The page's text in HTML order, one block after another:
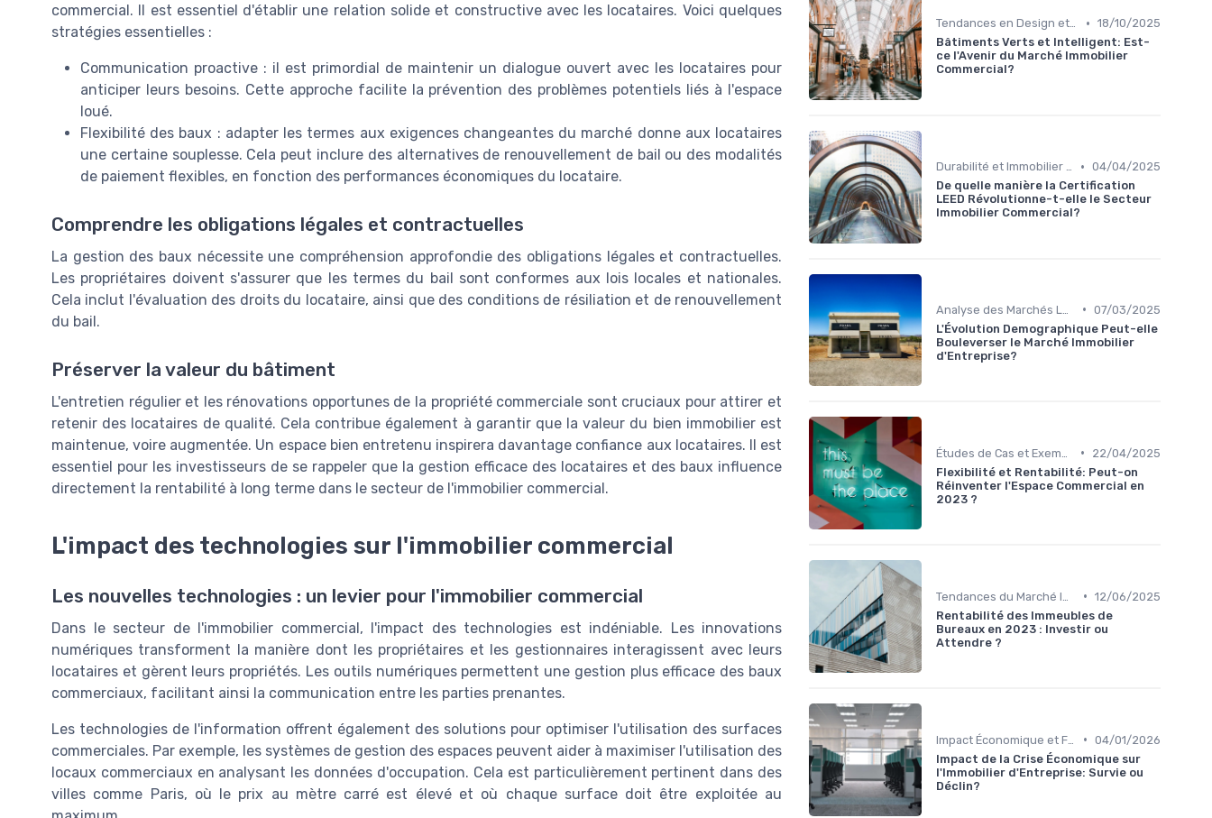
commercial. Il est essentiel d'établir une relation solide et constructive avec les locataires. Voici quelques
stratégies essentielles :
Communication proactive : il est primordial de maintenir un dialogue ouvert avec les locataires pour
anticiper leurs besoins. Cette approche facilite la prévention des problèmes potentiels liés à l'espace
loué.
Flexibilité des baux : adapter les termes aux exigences changeantes du marché donne aux locataires
une certaine souplesse. Cela peut inclure des alternatives de renouvellement de bail ou des modalités
de paiement flexibles, en fonction des performances économiques du locataire.
Comprendre les obligations légales et contractuelles
La gestion des baux nécessite une compréhension approfondie des obligations légales et contractuelles.
Les propriétaires doivent s'assurer que les termes du bail sont conformes aux lois locales et nationales.
Cela inclut l'évaluation des droits du locataire, ainsi que des conditions de résiliation et de renouvellement
du bail.
Préserver la valeur du bâtiment
L'entretien régulier et les rénovations opportunes de la propriété commerciale sont cruciaux pour attirer et
retenir des locataires de qualité. Cela contribue également à garantir que la valeur du bien immobilier est
maintenue, voire augmentée. Un espace bien entretenu inspirera davantage confiance aux locataires. Il est
essentiel pour les investisseurs de se rappeler que la gestion efficace des locataires et des baux influence
directement la rentabilité à long terme dans le secteur de l'immobilier commercial.
L'impact des technologies sur l'immobilier commercial
Les nouvelles technologies : un levier pour l'immobilier commercial
Dans le secteur de l'immobilier commercial, l'impact des technologies est indéniable. Les innovations
numériques transforment la manière dont les propriétaires et les gestionnaires interagissent avec leurs
locataires et gèrent leurs propriétés. Les outils numériques permettent une gestion plus efficace des baux
commerciaux, facilitant ainsi la communication entre les parties prenantes.
Les technologies de l'information offrent également des solutions pour optimiser l'utilisation des surfaces
commerciales. Par exemple, les systèmes de gestion des espaces peuvent aider à maximiser l'utilisation des
locaux commerciaux en analysant les données d'occupation. Cela est particulièrement pertinent dans des
villes comme Paris, où le prix au mètre carré est élevé et où chaque surface doit être exploitée au
Tendances en Design et Architecture • 18/10/2025
Bâtiments Verts et Intelligent: Est-
ce l'Avenir du Marché Immobilier
Commercial?
Durabilité et Immobilier Éco-responsable • 04/04/2025
De quelle manière la Certification
LEED Révolutionne-t-elle le Secteur
Immobilier Commercial?
• 07/03/2025
L'Évolution Demographique Peut-elle
Bouleverser le Marché Immobilier
d'Entreprise?
•
22/04/2025
Flexibilité et Rentabilité: Peut-on
Réinventer l'Espace Commercial en
2023 ?
• 12/06/2025
Rentabilité des Immeubles de
Bureaux en 2023 : Investir ou
Attendre ?
• 04/01/2026
Impact de la Crise Économique sur
l'Immobilier d'Entreprise: Survie ou
Déclin?